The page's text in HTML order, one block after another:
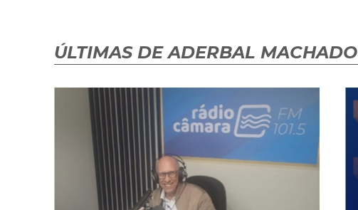
ÚLTIMAS DE ADERBAL MACHADO